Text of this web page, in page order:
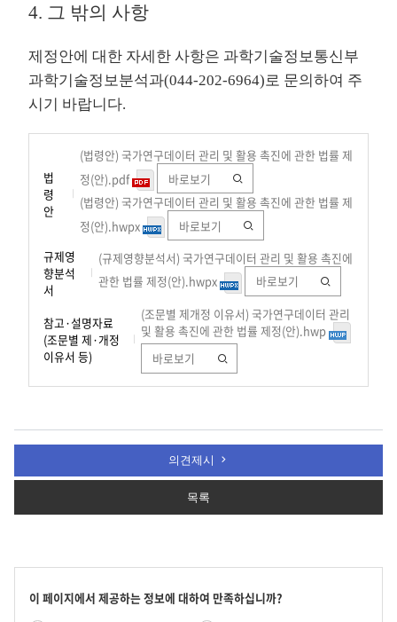
4. 그 밖의 사항
제정안에 대한 자세한 사항은 과학기술정보통신부
과학기술정보분석과(044-202-6964)로 문의하여 주
시기 바랍니다.
법
령
안
(법령안) 국가연구데이터 관리 및 활용 촉진에 관한 법률 제
정(안).pdf
바로보기
(법령안) 국가연구데이터 관리 및 활용 촉진에 관한 법률 제
정(안).hwpx
바로보기
규제영
향분석
서
(규제영향분석서) 국가연구데이터 관리 및 활용 촉진에
관한 법률 제정(안).hwpx
바로보기
참고·설명자료
(조문별 제·개정
이유서 등)
(조문별 제개정 이유서) 국가연구데이터 관리
및 활용 촉진에 관한 법률 제정(안).hwp
바로보기
의견제시
목록
콘
이 페이지에서 제공하는 정보에 대하여 만족하십니까?